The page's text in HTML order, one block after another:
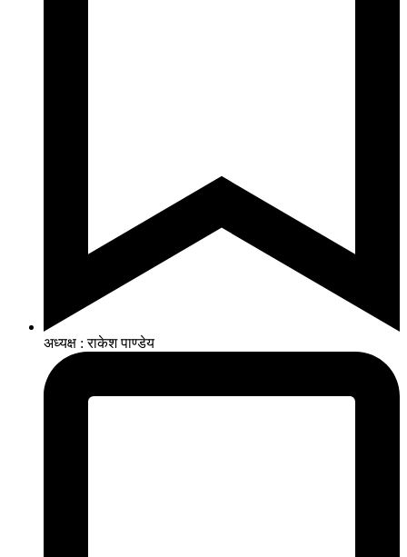
अध्यक्ष : राकेश पाण्डेय